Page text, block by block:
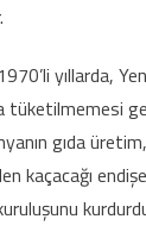
yıllarda,
tüketilmemesi
gıda
kaçacağı